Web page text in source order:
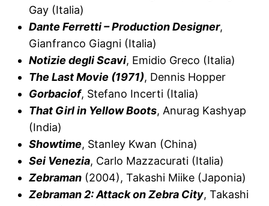
Gay (Italia)
Dante Ferretti – Production Designer,
Gianfranco Giagni (Italia)
Notizie degli Scavi, Emidio Greco (Italia)
The Last Movie (1971), Dennis Hopper
Gorbaciof, Stefano Incerti (Italia)
That Girl in Yellow Boots, Anurag Kashyap
(India)
Showtime, Stanley Kwan (China)
Sei Venezia, Carlo Mazzacurati (Italia)
Zebraman (2004), Takashi Miike (Japonia)
Zebraman 2: Attack on Zebra City, Takashi